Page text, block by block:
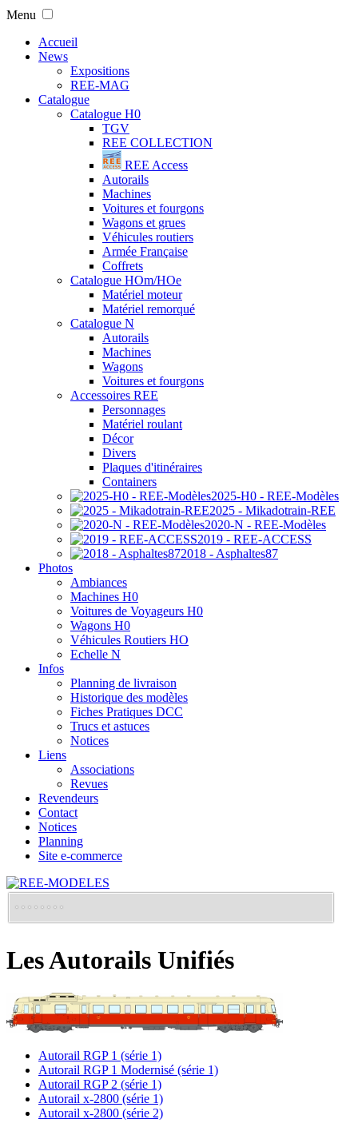
Menu
Accueil
News
Expositions
REE-MAG
Catalogue
Catalogue H0
TGV
REE COLLECTION
REE Access
Autorails
Machines
Voitures et fourgons
Wagons et grues
Véhicules routiers
Armée Française
Coffrets
Catalogue HOm/HOe
Matériel moteur
Matériel remorqué
Catalogue N
Autorails
Machines
Wagons
Voitures et fourgons
Accessoires REE
Personnages
Matériel roulant
Décor
Divers
Plaques d'itinéraires
Containers
2025-H0 - REE-Modèles
2025 - Mikadotrain-REE
2020-N - REE-Modèles
2019 - REE-ACCESS
2018 - Asphaltes87
Photos
Ambiances
Machines H0
Voitures de Voyageurs H0
Wagons H0
Véhicules Routiers HO
Echelle N
Infos
Planning de livraison
Historique des modèles
Fiches Pratiques DCC
Trucs et astuces
Notices
Liens
Associations
Revues
Revendeurs
Contact
Notices
Planning
Site e-commerce
Les Autorails Unifiés
Autorail RGP 1 (série 1)
Autorail RGP 1 Modernisé (série 1)
Autorail RGP 2 (série 1)
Autorail x-2800 (série 1)
Autorail x-2800 (série 2)